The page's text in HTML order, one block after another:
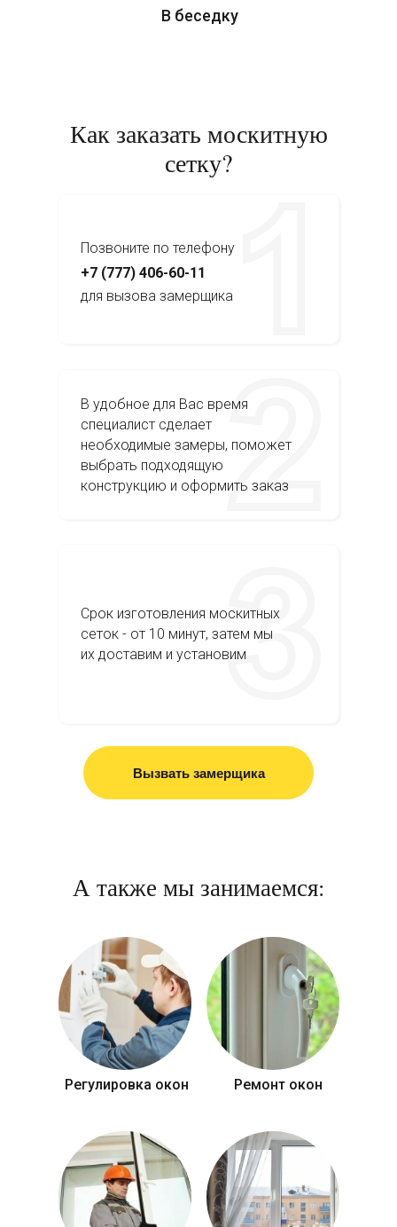
В беседку
Как заказать москитную
сетку?
Позвоните по телефону
В удобное для Вас время
специалист сделает
необходимые замеры, поможет
выбрать подходящую
конструкцию и оформить заказ
Срок изготовления москитных
сеток - от 10 минут, затем мы
их доставим и установим
+7 (777) 406-60-11
для вызова замерщика
Вызвать замерщика
А также мы занимаемся:
Регулировка окон Ремонт окон